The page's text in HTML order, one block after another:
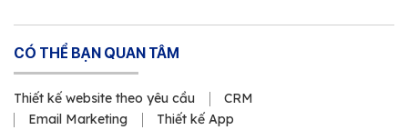
CÓ THỂ BẠN QUAN TÂM
Thiết kế website theo yêu cầu
CRM
Email Marketing
Thiết kế App